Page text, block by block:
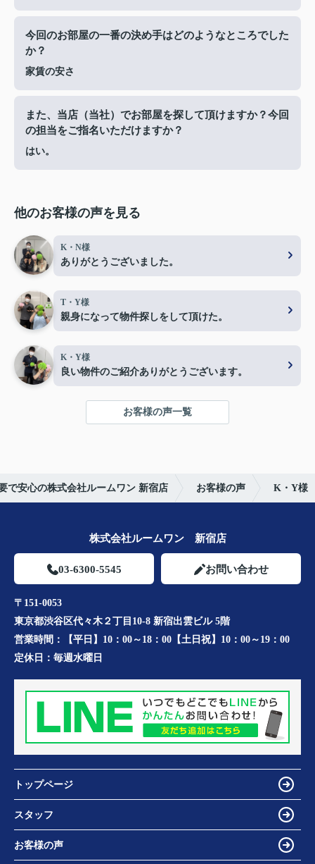
今回のお部屋の一番の決め手はどのようなところでした
か？
家賃の安さ
また、当店（当社）でお部屋を探して頂けますか？今回
の担当をご指名いただけますか？
はい。
他のお客様の声を見る
K・N様
ありがとうございました。
T・Y様
親身になって物件探しをして頂けた。
K・Y様
良い物件のご紹介ありがとうございます。
お客様の声一覧
で安心の株式会社ルームワン 新宿店 お客様の声 K・Y様
株式会社ルームワン 新宿店
03-6300-5545 お問い合わせ
〒151-0053
東京都渋谷区代々木２丁目10-8 新宿出雲ビル 5階
営業時間：
【平日】10：00～18：00【土日祝】10：00～19：00
定休日： 毎週水曜日
トップページ
スタッフ
お客様の声